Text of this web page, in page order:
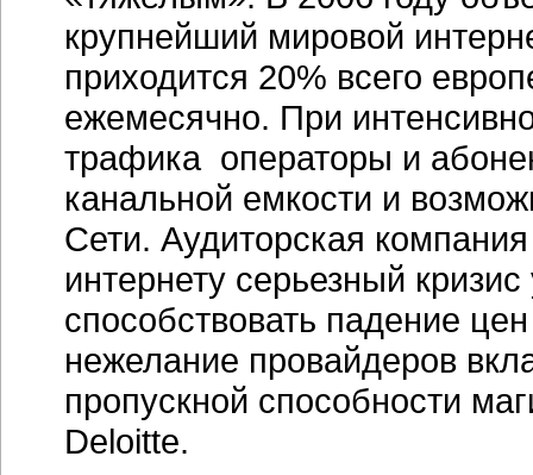
крупнейший мировой
приходится 20% всего
ежемесячно. При
трафика операторы и
канальной емкости и
Сети. Аудиторская
интернету серьезный
способствовать падение
нежелание провайдеров
пропускной способности
Deloitte.